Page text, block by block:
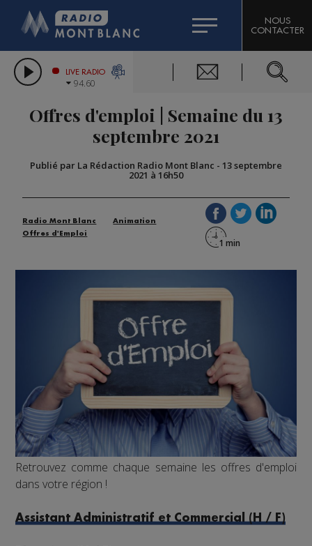
LES CHRONIQUES DE L'EXPERT
CITIZEN MACHINERY
GRAND MASSIF DOMAINES SKIABLES
BIGARD
COMPAGNIE DU MONT-BLANC
NOUS
CONTACTER
LIVE RADIO
94.60
Offres d'emploi | Semaine du 13
septembre 2021
Publié par La Rédaction Radio Mont Blanc - 13 septembre
2021 à 16h50
Radio Mont Blanc
Animation
Offres d'Emploi
Retrouvez comme chaque semaine les offres d'emploi
dans votre région !
Assistant Administratif et Commercial (H / F)